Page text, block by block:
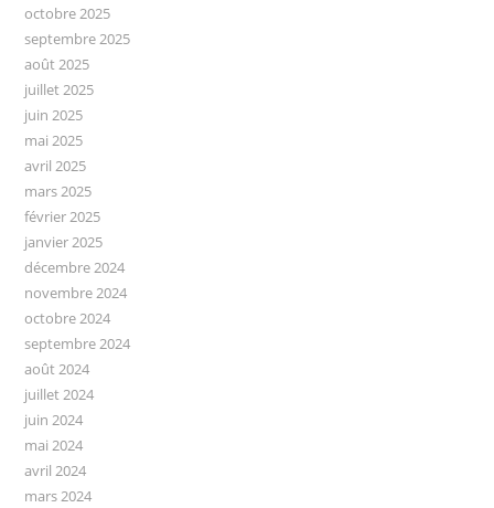
octobre 2025
septembre 2025
août 2025
juillet 2025
juin 2025
mai 2025
avril 2025
mars 2025
février 2025
janvier 2025
décembre 2024
novembre 2024
octobre 2024
septembre 2024
août 2024
juillet 2024
juin 2024
mai 2024
avril 2024
mars 2024